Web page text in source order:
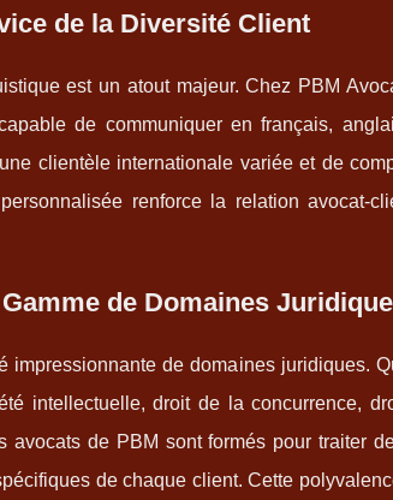
de la Diversité Client
est un atout majeur. Chez PBM
de communiquer en français,
clientèle internationale variée et de
renforce la relation avocat-
de Domaines
impressionnante de domaines juridiques.
intellectuelle, droit de la concurrence,
avocats de PBM sont formés pour traiter
de chaque client. Cette